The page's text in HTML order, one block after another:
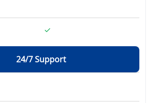
24/7 Support